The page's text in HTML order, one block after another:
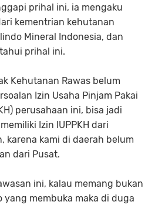
prihal ini, ia mengaku
kementrian kehutanan
Mineral Indonesia, dan
prihal ini.
Kehutanan Rawas belum
Izin Usaha Pinjam Pakai
perusahaan ini, bisa jadi
Izin IUPPKH dari
karena kami di daerah belum
dari Pusat.
ini, kalau memang bukan
yang membuka maka di duga